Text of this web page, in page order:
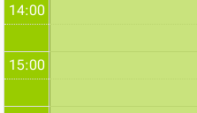
14:00
15:00